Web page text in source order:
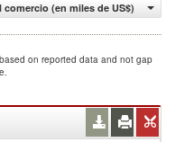
(en miles de US$)
on reported data and not gap